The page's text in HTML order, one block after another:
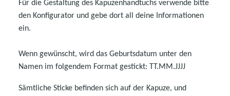
Für die Gestaltung des Kapuzenhandtuchs verwende bitte
den Konfigurator und gebe dort all deine Informationen
ein.
Wenn gewünscht, wird das Geburtsdatum unter den
Namen im folgendem Format gestickt: TT.MM.JJJJ
Sämtliche Sticke befinden sich auf der Kapuze, und